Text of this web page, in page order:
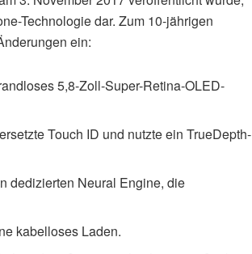
Technologie dar. Zum 10-jährigen
ein:
5,8-Zoll-Super-Retina-OLED-
Touch ID und nutzte ein TrueDepth-
dedizierten Neural Engine, die
kabelloses Laden.